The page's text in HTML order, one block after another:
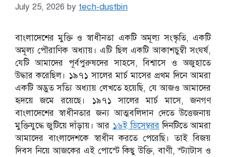
July 25, 2026 by tech-dustbin
বাংলাদেশের মুক্তি ও স্বাধীনতা একটি অমূল্য সংস্কৃতি, একটি
অমূল্য পৌরাণিক অধ্যায়। এটি ছিল একটি আকাশচুম্বী সংঘর্ষ,
যেটি আমাদের পূর্বপুরুষদের সাহসে, বিশ্বাসে ও অজুহাতে
উদ্ধার করেছিল। ১৯৭১ সালের মার্চ মাসের প্রথম দিনে আমরা
একটি অদ্ভুত সত্যি অধ্যায় লেখতে হয়েছি, যে আজও আমাদের
হৃদয়ে জমে রয়েছে। ১৯৭১ সালের মার্চ মাসে, জনগণ
বাংলাদেশের স্বাধীনতার জন্য আত্মবলিদান দেতে উত্তেজনায়
মুক্তিযুদ্ধে জুটিয়ে দাঁড়ায়। আর ১৬ই ডিসেম্বররদিনটিতে আমরা
আমাদের বাংলাদেশকে স্বাধীন করতে পেরেছি। তাইবিজয়
দিবস নিয়ে আজকের এই পোস্টে কিছু উক্তি, বাণী, স্ট্যাটাস ও